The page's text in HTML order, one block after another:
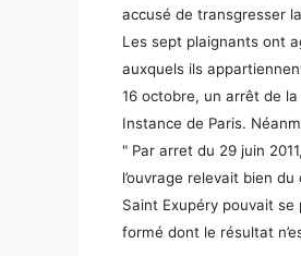
accusé de transgresser
Les sept plaignants ont
auxquels ils
16 octobre, un arrêt de
Instance de Paris.
" Par arret du 29 juin
l’ouvrage relevait bien
Saint Exupéry pouvait
formé dont le résultat